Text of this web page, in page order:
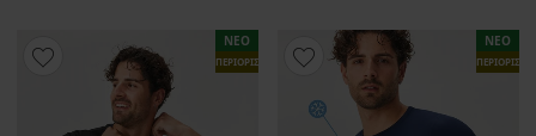
ΝΕΟ
ΠΕΡΙΟΡΙΣΜΕΝΑ
ΝΕΟ